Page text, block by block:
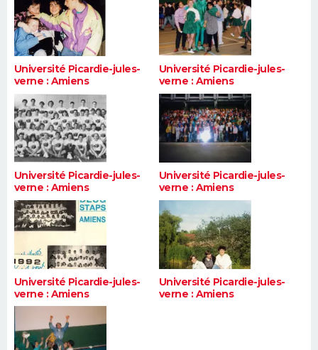
Université Picardie-jules-
verne : Amiens
Université Picardie-jules-
verne : Amiens
Université Picardie-jules-
verne : Amiens
Université Picardie-jules-
verne : Amiens
Université Picardie-jules-
verne : Amiens
Université Picardie-jules-
verne : Amiens